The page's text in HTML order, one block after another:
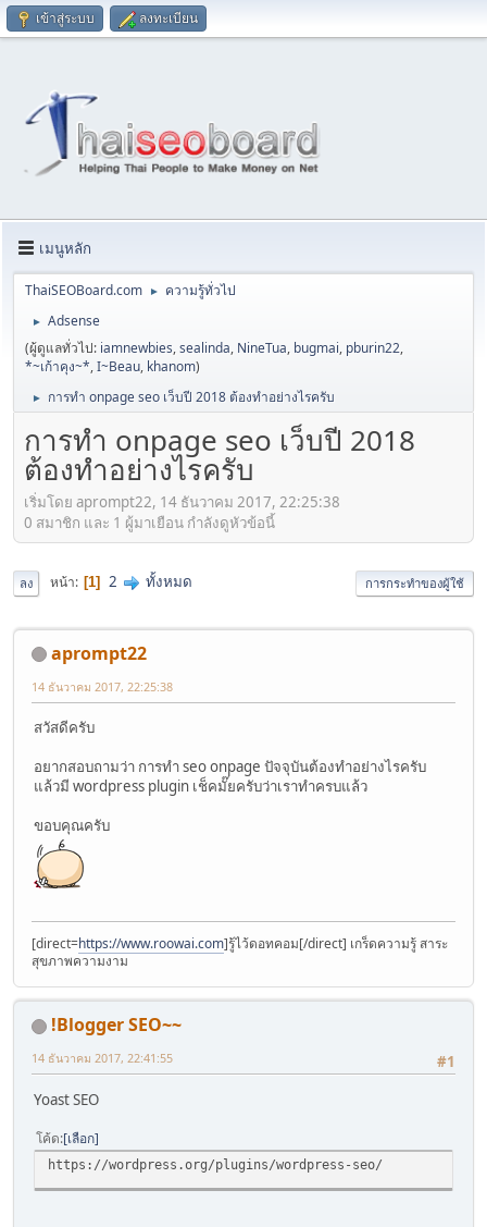
เข้าสู่ระบบ ลงทะเบียน
เมนูหลัก
ThaiSEOBoard.com ► ความรู้ทั่วไป
►
Adsense
(ผู้ดูแลทั่วไป: iamnewbies,sealinda, NineTua, bugmai, pburin22,
*~เก้าคุง~*,I~Beau, khanom)
► การทำ onpage seo เว็บปี 2018 ต้องทำอย่างไรครับ
การทำ onpage seo เว็บปี 2018
ต้องทำอย่างไรครับ
เริ่มโดย aprompt22, 14 ธันวาคม 2017, 22:25:38
0 สมาชิก และ 1 ผู้มาเยือน กำลังดูหัวข้อนี้
ลง หน้า 1 2 ทั้งหมด การกระทำของผู้ใช้
aprompt22
14 ธันวาคม 2017, 22:25:38
สวัสดีครับ
อยากสอบถามว่า การทำ seo onpage ปัจจุบันต้องทำอย่างไรครับ
แล้วมี wordpress plugin เช็คมั๊ยครับว่าเราทำครบแล้ว
ขอบคุณครับ
[direct=https://www.roowai.com]รู้ไว้ดอทคอม[/direct] เกร็ดความรู้ สาระ
สุขภาพความงาม
!Blogger SEO~~
#1
14 ธันวาคม 2017, 22:41:55
Yoast SEO
โค้ด เลือก
https://wordpress.org/plugins/wordpress-seo/